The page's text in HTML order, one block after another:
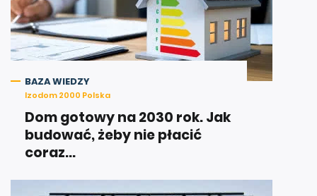
BAZA WIEDZY
Izodom 2000 Polska
Dom gotowy na 2030 rok. Jak
budować, żeby nie płacić
coraz...